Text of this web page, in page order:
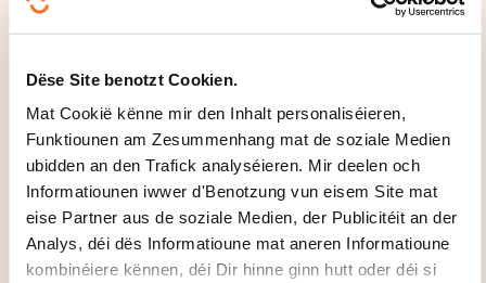
Dëse Site benotzt Cookien.
Mat Cookië kënne mir den Inhalt personaliséieren,
Funktiounen am Zesummenhang mat de soziale Medien
ubidden an den Trafick analyséieren. Mir deelen och
Informatiounen iwwer d'Benotzung vun eisem Site mat
eise Partner aus de soziale Medien, der Publicitéit an der
Analys, déi dës Informatioune mat aneren Informatioune
kombinéiere kënnen, déi Dir hinne ginn hutt oder déi si
Wéi kann een
d'Formatiounsinstitut
kontaktéieren?
Ana Barreiro
a.barreiro@ohcskills.lu
+352 691 849 195